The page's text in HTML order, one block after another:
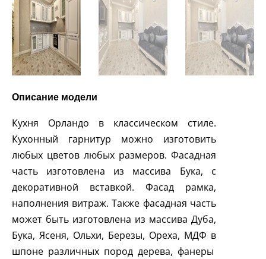
Описание модели
Кухня Орландо в классическом стиле.
Кухонный гарнитур можно изготовить
любых цветов любых размеров. Фасадная
часть изготовлена из массива Бука, с
декоративной вставкой. Фасад рамка,
наполнения витраж. Также фасадная часть
может быть изготовлена из массива Дуба,
Бука, Ясеня, Ольхи, Березы, Ореха, МДФ в
шпоне различных пород дерева, фанеры